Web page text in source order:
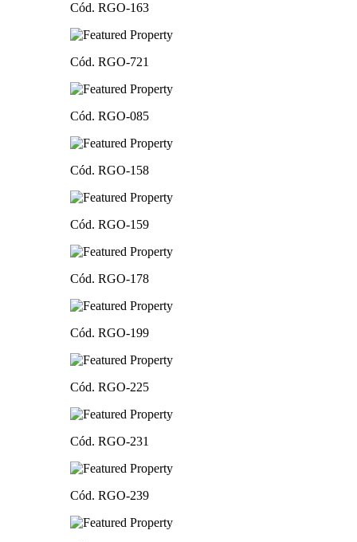
Cód. RGO-163
Cód. RGO-721
Cód. RGO-085
Cód. RGO-158
Cód. RGO-159
Cód. RGO-178
Cód. RGO-199
Cód. RGO-225
Cód. RGO-231
Cód. RGO-239